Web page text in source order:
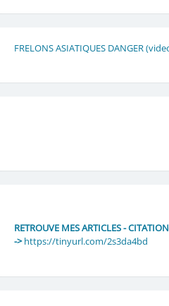
FRELONS ASIATIQUES DANGER
RETROUVE MES ARTICLES -
-> https://tinyurl.com/2s3da4bd